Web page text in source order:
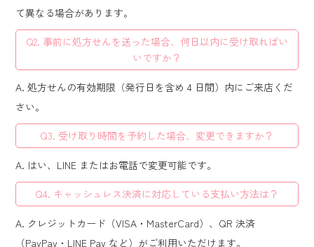
て異なる場合があります。
Q2. 事前に処方せんを送った場合、何日以内に受け取ればい
いですか？
A. 処方せんの有効期限（発行日を含め 4 日間）内にご来店くだ
さい。
Q3. 受け取り時間を予約した場合、変更できますか？
A. はい、LINE またはお電話で変更可能です。
Q4. キャッシュレス決済に対応している支払い方法は？
A. クレジットカード（VISA・MasterCard）、QR 決済
（PayPay・LINE Pay など）がご利用いただけます。